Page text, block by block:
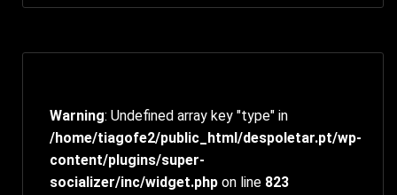
Warning: Undefined array key "type" in
/home/tiagofe2/public_html/despoletar.pt/wp-
content/plugins/super-
socializer/inc/widget.php on line 823